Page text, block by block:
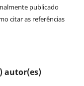
publicado
citar as referências
autor(es)